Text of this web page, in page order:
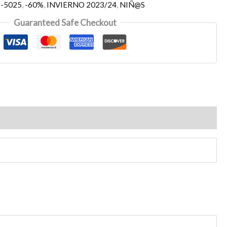
-5025, -60%, INVIERNO 2023/24, NIÑ@S
Guaranteed Safe Checkout